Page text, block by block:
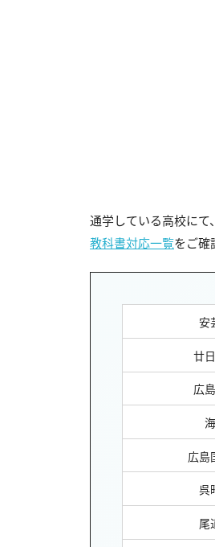
通学している高校にて
教科書対応一覧をご確
安
廿
広
広島
呉
尾